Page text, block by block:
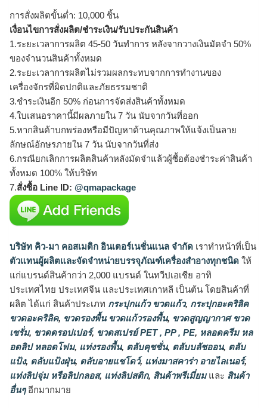
การสั่งผลิตขั้นต่ำ: 10,000 ชิ้น
เงื่อนไขการสั่งผลิต/ชำระเงิน/รับประกันสินค้า
1.ระยะเวลาการผลิต 45-50 วันทำการ หลังจากวางเงินมัดจำ 50%
ของจำนวนสินค้าทั้งหมด
2.ระยะเวลาการผลิตไม่รวมผลกระทบจากการทำงานของ
เครื่องจักรที่ผิดปกติและภัยธรรมชาติ
3.ชำระเงินอีก 50% ก่อนการจัดส่งสินค้าทั้งหมด
4.ใบเสนอราคานี้มีผลภายใน 7 วัน นับจากวันที่ออก
5.หากสินค้าบกพร่องหรือมีปัญหาด้านคุณภาพให้แจ้งเป็นลาย
ลักษณ์อักษรภายใน 7 วัน นับจากวันที่ส่ง
6.กรณียกเลิกการผลิตสินค้าหลังมัดจำแล้วผู้ซื้อต้องชำระค่าสินค้า
ทั้งหมด 100% ให้บริษัท
7.สั่งซื้อ Line ID: @qmapackage
บริษัท คิว-มา คอสเมติก อินเตอร์เนชั่นแนล จำกัด เราทำหน้าที่เป็น
ตัวแทนผู้ผลิตและจัดจำหน่ายบรรจุภัณฑ์เครื่องสำอางทุกชนิด ให้
แก่แบรนด์สินค้ากว่า 2,000 แบรนด์ ในทวีปเอเชีย อาทิ
ประเทศไทย ประเทศจีน และประเทศเกาหลี เป็นต้น โดยสินค้าที่
ผลิต ได้แก่ สินค้าประเภท กระปุกแก้ว ขวดแก้ว, กระปุกอะคริลิค
ขวดอะคริลิค, ขวดรองพื้น ขวดแก้วรองพื้น, ขวดสูญญากาศ ขวด
เซรั่ม, ขวดดรอปเปอร์, ขวดสเปรย์ PET , PP , PE, หลอดครีม หล
อดลิป หลอดโฟม, แท่งรองพื้น, ตลับคุชชั่น, ตลับบลัชออน, ตลับ
แป้ง, ตลับแป้งฝุ่น, ตลับอายแชโดว์, แท่งมาสคาร่า อายไลเนอร์,
แท่งลิปจุ่ม หรือลิปกลอส, แท่งลิปสติก, สินค้าพรีเมี่ยมและ สินค้า
อื่นๆอีกมากมาย